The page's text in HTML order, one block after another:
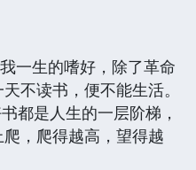
一生的嗜好，除了革命
不读书，便不能生活。
都是人生的一层阶梯，
，爬得越高，望得越